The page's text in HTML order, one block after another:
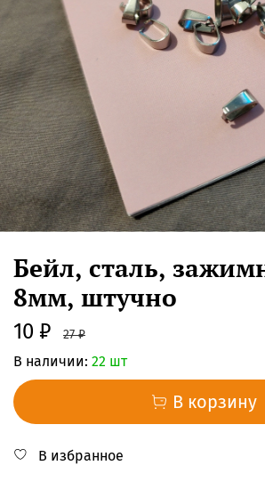
Бейл, сталь,
8мм, штучно
10 ₽ 27 ₽
В наличии: 22 шт
В корзину
В избранное